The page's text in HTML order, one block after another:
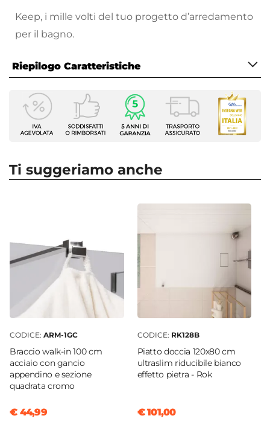
Keep, i mille volti del tuo progetto d’arredamento
per il bagno.
tuo walk-in due lati completamente reversibile e
adattabile alle tue esigenze, con Keep troverai la
soluzione perfetta per te.
Riepilogo Caratteristiche
Caratteristiche
Serie
Keep
Apertura
Regolabile
Si
Larghezza Da - A
78,5 cm
80 cm
Profondità Da - A
Entrata
Su lato a scelta
Dimensione Entrata
40 cm
Materiale Anta
Ti suggeriamo anche
CODICE: ARM-1GC
Braccio walk-in 100 cm
acciaio con gancio
appendino e sezione
quadrata cromo
€ 44,99
CODICE: RK128B
Piatto doccia 120x80 cm
ultraslim riducibile bianco
effetto pietra - Rok
€ 101,00